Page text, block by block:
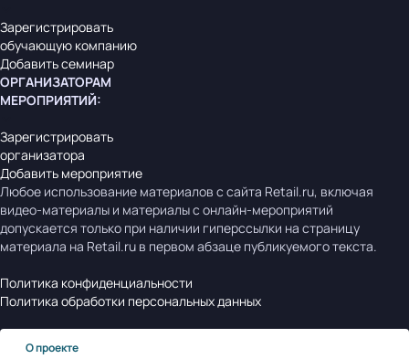
Зарегистрировать
обучающую компанию
Добавить семинар
ОРГАНИЗАТОРАМ
МЕРОПРИЯТИЙ:
Зарегистрировать
организатора
Добавить мероприятие
Любое использование материалов с сайта Retail.ru, включая
видео-материалы и материалы с онлайн-мероприятий
допускается только при наличии гиперссылки на страницу
материала на Retail.ru в первом абзаце публикуемого текста.
Политика конфиденциальности
Политика обработки персональных данных
О проекте